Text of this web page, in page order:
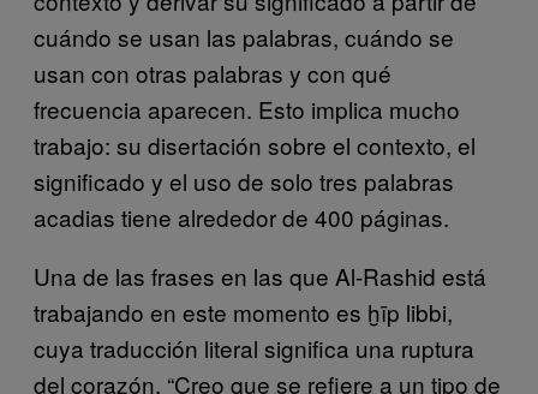
cuándo se usan las palabras, cuándo se
usan con otras palabras y con qué
frecuencia aparecen. Esto implica mucho
trabajo: su disertación sobre el contexto, el
significado y el uso de solo tres palabras
acadias tiene alrededor de 400 páginas.
Una de las frases en las que Al-Rashid está
trabajando en este momento es ḫīp libbi,
cuya traducción literal significa una ruptura
del corazón. “Creo que se refiere a un tipo de